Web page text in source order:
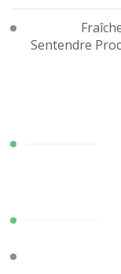
Sentendre